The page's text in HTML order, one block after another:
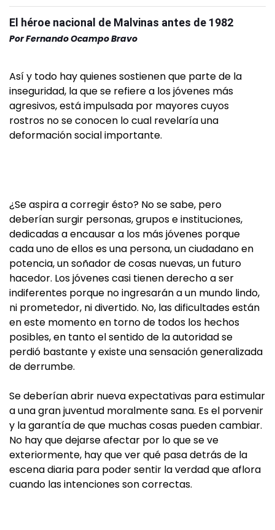
El héroe nacional de Malvinas antes de 1982
PorFernando Ocampo Bravo
Así y todo hay quienes sostienen que parte de la
inseguridad, la que se refiere a los jóvenes más
agresivos, está impulsada por mayores cuyos
rostros no se conocen lo cual revelaría una
deformación social importante.
¿Se aspira a corregir ésto? No se sabe, pero
deberían surgir personas, grupos e instituciones,
dedicadas a encausar a los más jóvenes porque
cada uno de ellos es una persona, un ciudadano en
potencia, un soñador de cosas nuevas, un futuro
hacedor. Los jóvenes casi tienen derecho a ser
indiferentes porque no ingresarán a un mundo lindo,
ni prometedor, ni divertido. No, las dificultades están
en este momento en torno de todos los hechos
posibles, en tanto el sentido de la autoridad se
perdió bastante y existe una sensación generalizada
de derrumbe.
Se deberían abrir nueva expectativas para estimular
a una gran juventud moralmente sana. Es el porvenir
y la garantía de que muchas cosas pueden cambiar.
No hay que dejarse afectar por lo que se ve
exteriormente, hay que ver qué pasa detrás de la
escena diaria para poder sentir la verdad que aflora
cuando las intenciones son correctas.